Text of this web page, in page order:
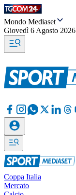
Mondo Mediaset
Giovedì 6 Agosto 2026
Coppa Italia
Mercato